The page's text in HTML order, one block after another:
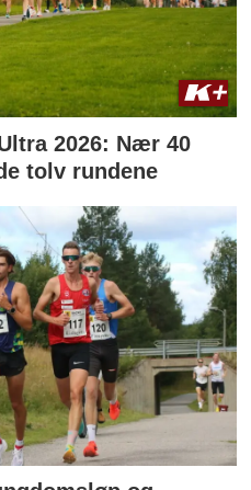
2026: Nær 40
tolv rundene